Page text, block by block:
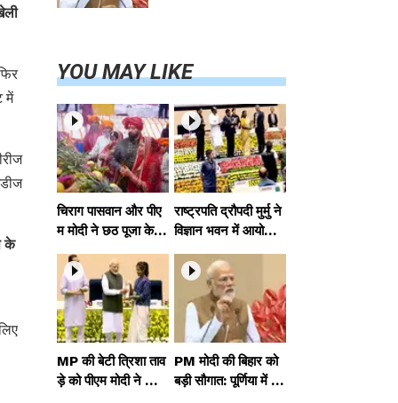
में
के
का नया युग शुरू
YOU MAY LIKE
चिराग पासवान और पीए
म मोदी ने छठ पूजा के स
मापन पर देशवासियों को
दी शुभकामनाएं, छठी
मैया से देश की समृद्धि की
कामना की
राष्ट्रपति द्रौपदी मुर्मु ने
विज्ञान भवन में आयोजित
आदि कर्मयोगी अभियान
पर राष्ट्रीय कॉन्क्लेव में
मध्यप्रदेश को सम्मानित
किया
MP की बेटी त्रिशा ताव
ड़े को पीएम मोदी ने किया
PM मोदी की बिहार को
बड़ी सौगात: पूर्णिया में 4